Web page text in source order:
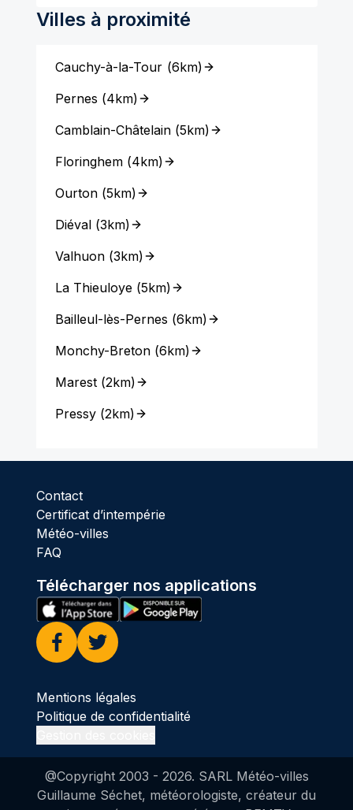
Villes à proximité
Cauchy-à-la-Tour (6km)
Pernes (4km)
Camblain-Châtelain(5km)
Floringhem(4km)
Ourton(5km)
Diéval(3km)
Valhuon(3km)
La Thieuloye(5km)
Bailleul-lès-Pernes (6km)
Monchy-Breton(6km)
Marest(2km)
Pressy(2km)
Contact
Certificat d’intempérie
Météo-villes
FAQ
Télécharger nos applications
Facebook
Twitter
Mentions légales
Politique de confidentialité
@Copyright 2003 - 2026. SARL Météo-villes
Guillaume Séchet, météorologiste, créateur du